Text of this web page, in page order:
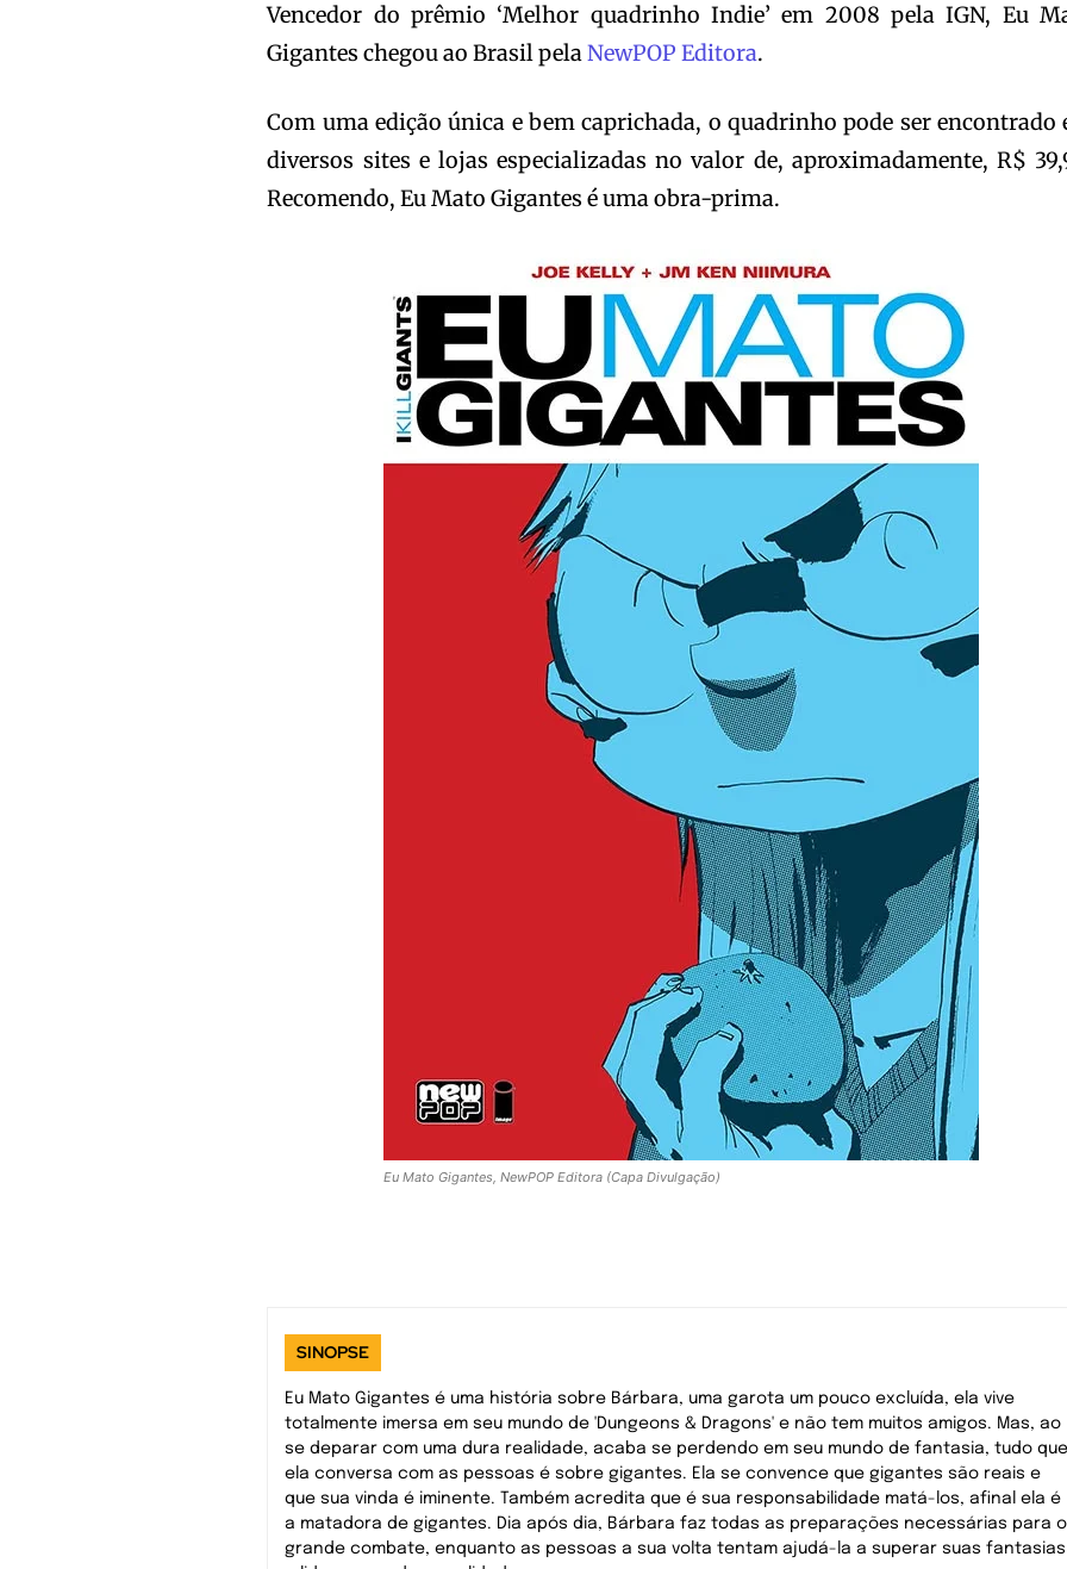
Vencedor do prêmio ‘Melhor quadrinho Indie’ em 2008 pela IGN, Eu
Gigantes chegou ao Brasil pelaNewPOP Editora.
Com uma edição única e bem caprichada, o quadrinho pode ser encontrado
diversos sites e lojas especializadas no valor de, aproximadamente, R$
Recomendo, Eu Mato Gigantes é uma obra-prima.
Eu Mato Gigantes, NewPOP Editora (Capa Divulgação)
SINOPSE
Eu Mato Gigantes é uma história sobre Bárbara, uma garota um pouco excluída, ela vive
totalmente imersa em seu mundo de 'Dungeons & Dragons' e não tem muitos amigos. Mas, ao
se deparar com uma dura realidade, acaba se perdendo em seu mundo de fantasia, tudo que
ela conversa com as pessoas é sobre gigantes. Ela se convence que gigantes são reais e
que sua vinda é iminente. Também acredita que é sua responsabilidade matá-los, afinal ela é
a matadora de gigantes. Dia após dia, Bárbara faz todas as preparações necessárias para o
grande combate, enquanto as pessoas a sua volta tentam ajudá-la a superar suas fantasias